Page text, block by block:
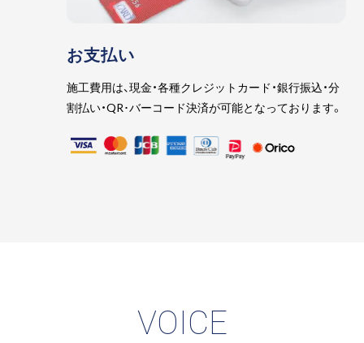
お支払い
施工費用は、現金・各種クレジットカード・銀行振込・分
割払い・QR･バーコード決済が可能となっております。
VOICE